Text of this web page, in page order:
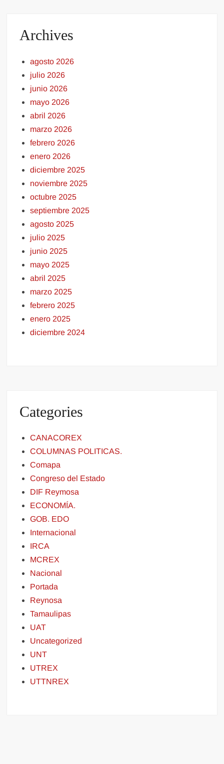
Archives
agosto 2026
julio 2026
junio 2026
mayo 2026
abril 2026
marzo 2026
febrero 2026
enero 2026
diciembre 2025
noviembre 2025
octubre 2025
septiembre 2025
agosto 2025
julio 2025
junio 2025
mayo 2025
abril 2025
marzo 2025
febrero 2025
enero 2025
diciembre 2024
Categories
CANACOREX
COLUMNAS POLITICAS.
Comapa
Congreso del Estado
DIF Reymosa
ECONOMÍA.
GOB. EDO
Internacional
IRCA
MCREX
Nacional
Portada
Reynosa
Tamaulipas
UAT
Uncategorized
UNT
UTREX
UTTNREX